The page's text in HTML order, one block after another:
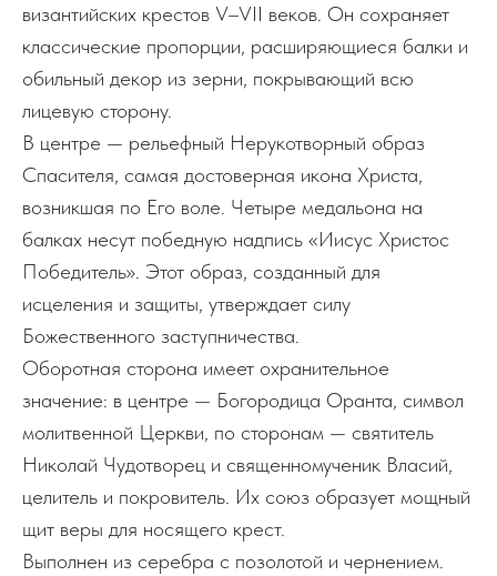
византийских крестов V–VII веков. Он сохраняет
классические пропорции, расширяющиеся балки и
обильный декор из зерни, покрывающий всю
лицевую сторону.
В центре — рельефный Нерукотворный образ
Спасителя, самая достоверная икона Христа,
возникшая по Его воле. Четыре медальона на
балках несут победную надпись «Иисус Христос
Победитель». Этот образ, созданный для
исцеления и защиты, утверждает силу
Божественного заступничества.
Оборотная сторона имеет охранительное
значение: в центре — Богородица Оранта, символ
молитвенной Церкви, по сторонам — святитель
Николай Чудотворец и священномученик Власий,
целитель и покровитель. Их союз образует мощный
щит веры для носящего крест.
Выполнен из серебра с позолотой и чернением.